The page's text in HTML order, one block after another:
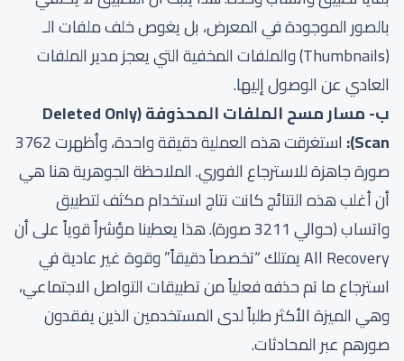
بالصور الموجودة في المعرض، بل يغوص خلف ملفات الـ
(Thumbnails) والملفات المخفية التي يعجز مدير الملفات
العادي عن الوصول إليها.
ب- مسار مسح الملفات المحذوفة (Deleted Only
Scan):
استغرقت هذه العملية دقيقة واحدة، وأظهرت 3762
صورة جاهزة للاسترجاع الفوري. الملاحظة الجوهرية هنا هي
أن أغلب هذه النتائج كانت نتاج استخدام مكثف لتطبيق
واتساب (حوالي 3211 صورة). هذا يعطينا مؤشراً قوياً على أن
All Recovery يمتلك “تخصصاً دقيقاً” وقوة غير عادية في
استرجاع ما تم حذفه فعلياً من تطبيقات التواصل الاجتماعي،
وهي الميزة الأكثر طلباً لدى المستخدمين الذين يفقدون
صورهم عبر المحادثات.